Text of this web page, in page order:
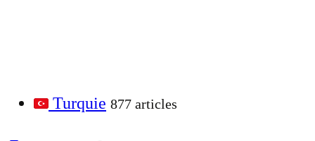
Turquie 877 articles